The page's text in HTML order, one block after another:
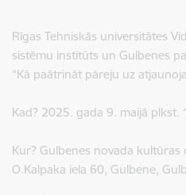
Rīgas Tehniskās universitātes
sistēmu institūts un Gulbenes
“Kā paātrināt pāreju uz
Kad? 2025. gada 9. maijā plkst.
Kur? Gulbenes novada kultūras
O.Kalpaka iela 60, Gulbene,